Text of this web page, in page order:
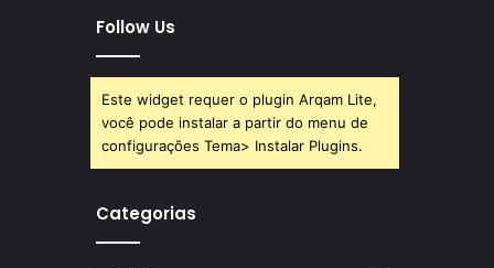
Follow Us
Este widget requer o plugin Arqam Lite,
você pode instalar a partir do menu de
configurações Tema> Instalar Plugins.
Categorias